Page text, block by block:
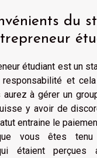
du
étudiant est un
responsabilité et
aurez à gérer un
y avoir de
entraine le
vous êtes tenu
étaient perçues